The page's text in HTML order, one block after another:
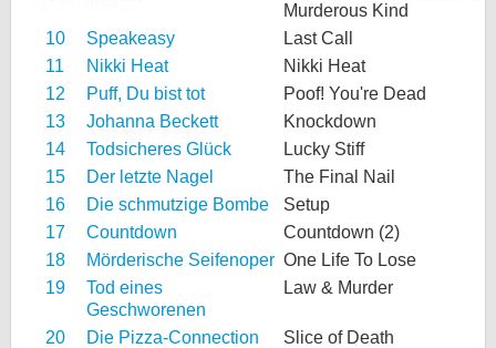
Murderous Kind
10
Speakeasy
Last Call
11
Nikki Heat
Nikki Heat
12
Puff, Du bist tot
Poof! You're Dead
13
Johanna Beckett
Knockdown
14
Todsicheres Glück
Lucky Stiff
15
Der letzte Nagel
The Final Nail
16
Die schmutzige Bombe
Setup
17
Countdown
Countdown (2)
18
Mörderische Seifenoper One Life To Lose
19
Tod eines
Geschworenen
Law & Murder
20 Die Pizza-Connection
Slice of Death